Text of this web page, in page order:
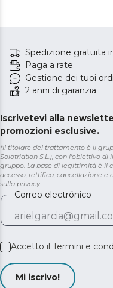
Spedizione gratuita
Paga a rate
Gestione dei tuoi
2 anni di garanzia
Iscrivetevi alla
promozioni esclusive.
*Il titolare del trattamento è il
Solotriatlon S.L.), con l'obiettivo
gruppo. La base di legittimità è il
accesso, rettifica, cancellazione e
sulla privacy
Correo electrónico
Accetto il Termini e
Mi iscrivo!